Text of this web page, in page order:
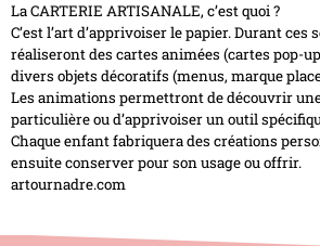
La CARTERIE ARTISANALE, c’est quoi ?
C’est l’art d’apprivoiser le papier. Durant ces
réaliseront des cartes animées (cartes pop-
divers objets décoratifs (menus, marque
Les animations permettront de découvrir
particulière ou d’apprivoiser un outil
Chaque enfant fabriquera des créations
ensuite conserver pour son usage ou offrir.
artournadre.com